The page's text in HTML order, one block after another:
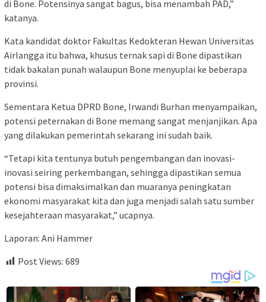
di Bone. Potensinya sangat bagus, bisa menambah PAD,”
katanya.
Kata kandidat doktor Fakultas Kedokteran Hewan Universitas
Airlangga itu bahwa, khusus ternak sapi di Bone dipastikan
tidak bakalan punah walaupun Bone menyuplai ke beberapa
provinsi.
Sementara Ketua DPRD Bone, Irwandi Burhan menyampaikan,
potensi peternakan di Bone memang sangat menjanjikan. Apa
yang dilakukan pemerintah sekarang ini sudah baik.
“Tetapi kita tentunya butuh pengembangan dan inovasi-
inovasi seiring perkembangan, sehingga dipastikan semua
potensi bisa dimaksimalkan dan muaranya peningkatan
ekonomi masyarakat kita dan juga menjadi salah satu sumber
kesejahteraan masyarakat,” ucapnya.
Laporan: Ani Hammer
Post Views: 689